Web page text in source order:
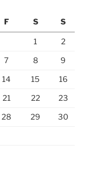
F S S
1 2
7 8 9
14 15 16
21 22 23
28 29 30